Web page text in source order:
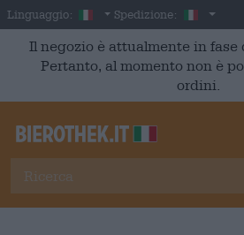
Skip to main content
Linguaggio: Italian
Spedizione: Italia
Il negozio è attualmente in fase
Pertanto, al momento non è
ordini.